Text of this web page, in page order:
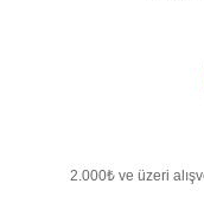
2.000₺ ve üzeri